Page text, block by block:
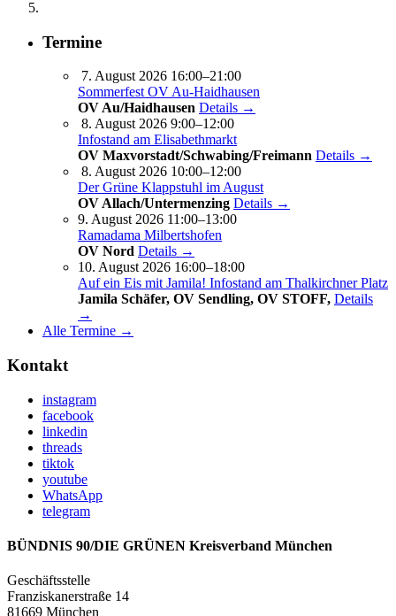
Termine
7. August 2026 16:00–21:00
Sommerfest OV Au-Haidhausen
OV Au/Haidhausen Details →
8. August 2026 9:00–12:00
Infostand am Elisabethmarkt
OV Maxvorstadt/Schwabing/Freimann Details →
8. August 2026 10:00–12:00
Der Grüne Klappstuhl im August
OV Allach/Untermenzing Details →
9. August 2026 11:00–13:00
Ramadama Milbertshofen
OV Nord Details →
10. August 2026 16:00–18:00
Auf ein Eis mit Jamila! Infostand am Thalkirchner Platz
Jamila Schäfer, OV Sendling, OV STOFF, Details
→
Alle Termine →
Kontakt
instagram
facebook
linkedin
threads
tiktok
youtube
WhatsApp
telegram
BÜNDNIS 90/DIE GRÜNEN Kreisverband München
Geschäftsstelle
Franziskanerstraße 14
81669 München